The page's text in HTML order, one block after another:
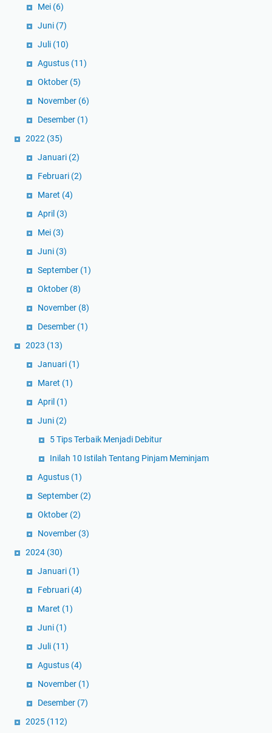
Mei (6)
Juni (7)
Juli (10)
Agustus (11)
Oktober (5)
November (6)
Desember (1)
2022 (35)
Januari (2)
Februari (2)
Maret (4)
April (3)
Mei (3)
Juni (3)
September (1)
Oktober (8)
November (8)
Desember (1)
2023 (13)
Januari (1)
Maret (1)
April (1)
Juni (2)
5 Tips Terbaik Menjadi Debitur
Inilah 10 Istilah Tentang Pinjam Meminjam
Agustus (1)
September (2)
Oktober (2)
November (3)
2024 (30)
Januari (1)
Februari (4)
Maret (1)
Juni (1)
Juli (11)
Agustus (4)
November (1)
Desember (7)
2025 (112)